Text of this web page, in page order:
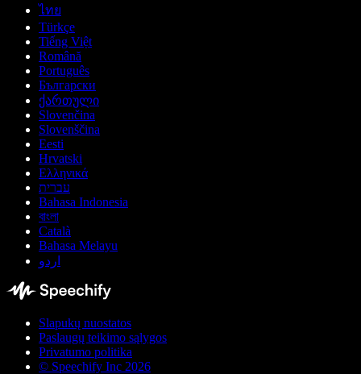
ไทย
Türkçe
Tiếng Việt
Română
Português
Български
ქართული
Slovenčina
Slovenščina
Eesti
Hrvatski
Ελληνικά
עברית
Bahasa Indonesia
বাংলা
Català
Bahasa Melayu
اردو
Slapukų nuostatos
Paslaugų teikimo sąlygos
Privatumo politika
© Speechify Inc 2026